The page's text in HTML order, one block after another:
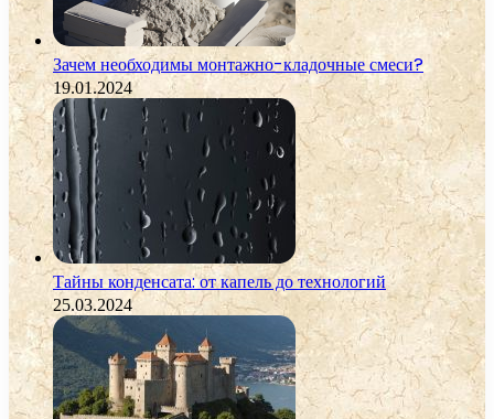
Зачем необходимы монтажно-кладочные смеси?
19.01.2024
Тайны конденсата: от капель до технологий
25.03.2024